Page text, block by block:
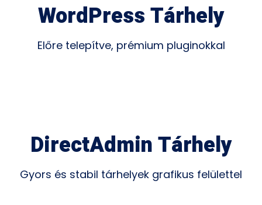
WordPress Tárhely
Előre telepítve, prémium pluginokkal
DirectAdmin Tárhely
Gyors és stabil tárhelyek grafikus felülettel